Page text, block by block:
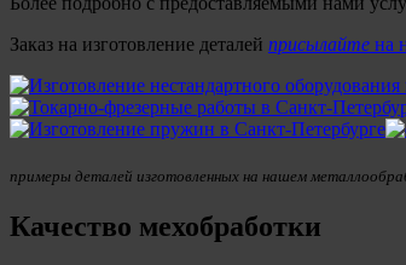
Заказ на изготовление деталей присылайте на
примеры деталей изготовленных на нашем
Качество мехобработки